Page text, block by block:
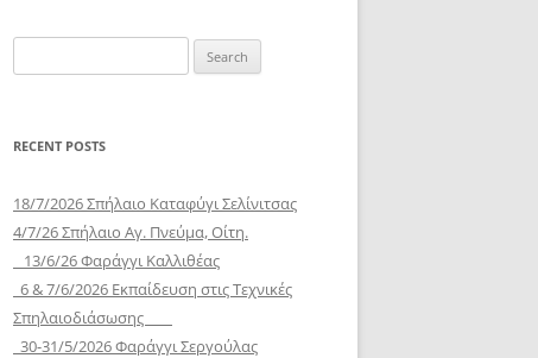
for:
RECENT POSTS
18/7/2026 Σπήλαιο Καταφύγι Σελίνιτσας
4/7/26 Σπήλαιο Αγ. Πνεύμα, Οίτη.
13/6/26 Φαράγγι Καλλιθέας
6 & 7/6/2026 Εκπαίδευση στις Τεχνικές
Σπηλαιοδιάσωσης
30-31/5/2026 Φαράγγι Σεργούλας